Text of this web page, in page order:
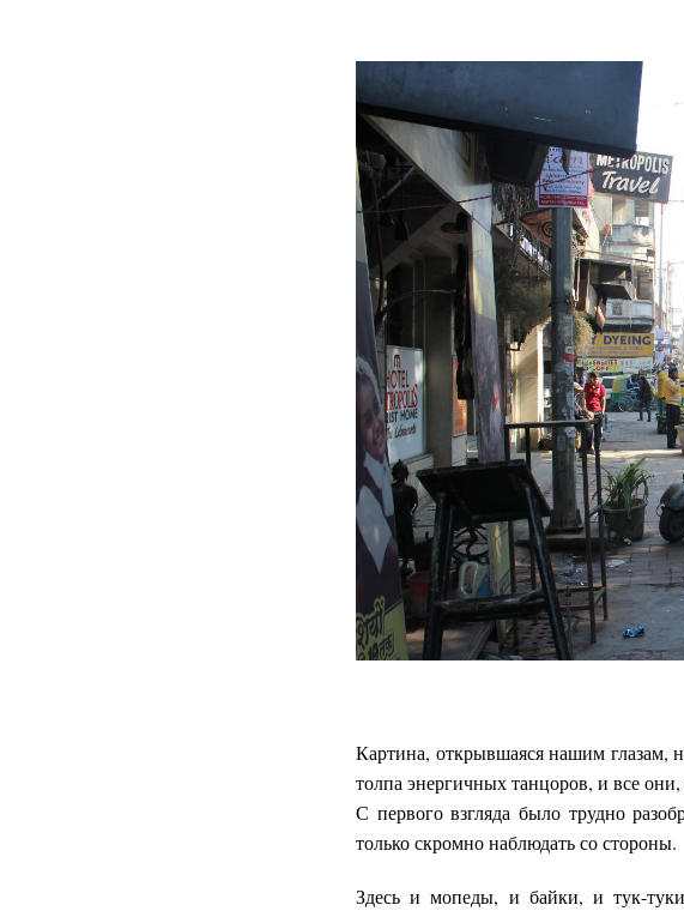
Картина, открывшаяся нашим глазам,
толпа энергичных танцоров, и все
С первого взгляда было трудно
только скромно наблюдать со стороны.
Здесь и мопеды, и байки, и тук-